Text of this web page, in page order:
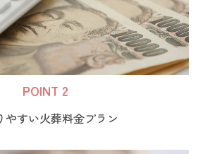
POINT 2
やすい火葬料金プラン